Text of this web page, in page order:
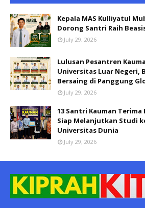
Kepala MAS Kulliyatul
Dorong Santri Raih
July 29, 2026
Lulusan Pesantren
Universitas Luar Negeri,
Bersaing di Panggung
July 29, 2026
13 Santri Kauman
Siap Melanjutkan Studi
Universitas Dunia
July 29, 2026